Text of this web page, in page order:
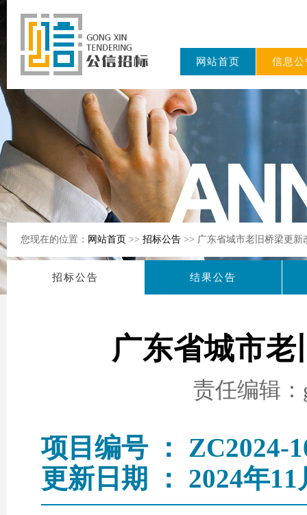
东公信招标
有限公司
网站首页 信息公
您现在的位置： 网站首页 >> 招标公告 >> 广东省城市老旧桥梁更新
招标公告 结果公告
广东省城市
责任编辑
项目编号 ： ZC2024-
更新日期 ： 2024年11